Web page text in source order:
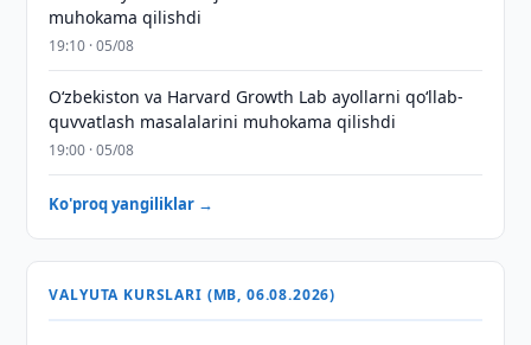
muhokama qilishdi
19:10 · 05/08
Oʻzbekiston va Harvard Growth Lab ayollarni qoʻllab-
quvvatlash masalalarini muhokama qilishdi
19:00 · 05/08
Ko'proq yangiliklar →
VALYUTA KURSLARI (MB, 06.08.2026)